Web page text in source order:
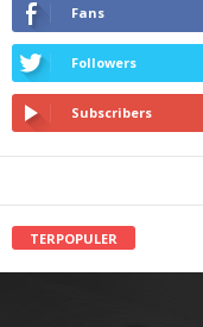
Fans
Followers
Subscribers
TERPOPULER